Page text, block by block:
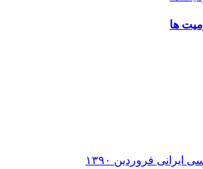
ها
فروردین ۱۳۹۰